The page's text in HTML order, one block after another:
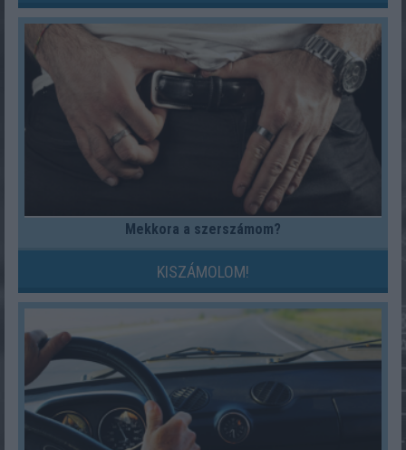
Mekkora a szerszámom?
KISZÁMOLOM!